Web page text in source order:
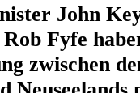
John
Fyfe
zwischen